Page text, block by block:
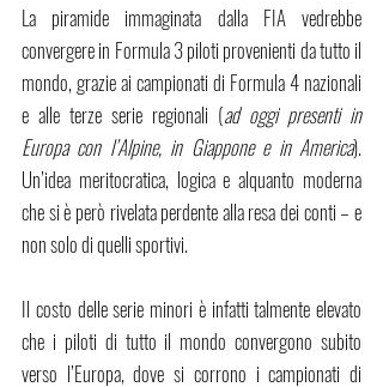
La piramide immaginata dalla FIA vedrebbe
convergere in Formula 3 piloti provenienti da tutto il
mondo, grazie ai campionati di Formula 4 nazionali
e alle terze serie regionali (ad oggi presenti in
Europa con l’Alpine, in Giappone e in America).
Un’idea meritocratica, logica e alquanto moderna
che si è però rivelata perdente alla resa dei conti – e
non solo di quelli sportivi.
Il costo delle serie minori è infatti talmente elevato
che i piloti di tutto il mondo convergono subito
verso l’Europa, dove si corrono i campionati di